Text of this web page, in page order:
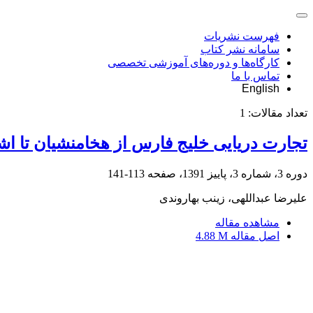
فهرست نشریات
سامانه نشر کتاب
کارگاه‌ها و دوره‌های آموزشی تخصصی
تماس با ما
English
تعداد مقالات: 1
تجارت دریایی خلیج فارس از هخامنشیان تا
دوره 3، شماره 3، پاییز 1391، صفحه 113-141
علیرضا عبداللهی، زینب بهاروندی
مشاهده مقاله
اصل مقاله 4.88 M